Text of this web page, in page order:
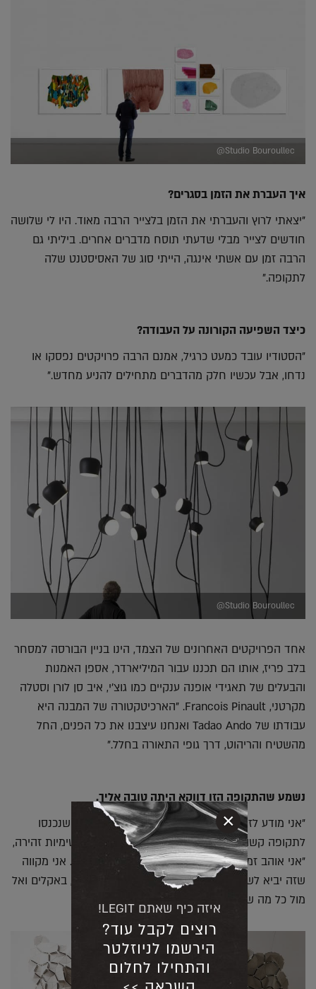
Studio Bouroullec@
איך העברת את הזמן בסגרים?
"יצאתי לרוץ והעברתי את הזמן בלצייר הרבה מאוד. היו לי שלושה
חודשים לצייר מבלי שדעתי תוסח מדברים אחרים. ביליתי גם
הרבה זמן עם אשתי אינגה, הייתי סוג של האסיסטנט שלה
לתקופה."
כיצד השפיעה הקורונה על העבודה?
"הסטודיו עובד כמעט כרגיל, אמנם הרבה פרויקטים נפסקו או
נדחו, אבל עכשיו חלק מהדברים מתחילים להניע מחדש."
Studio Bouroullec@
אחד הפרויקטים האחרונים של הצמד, הינו בניין הבורסה למסחר
בלב פריז, אותו הם תכננו עבור המיליארדר, אספן האמנות
והבעלים של תאגידי אופנה ענקיים כמו גוצ'י, איב סן לורן וסטלה
מקרטני, Francois Pinault. "הארכיטקטורה של המבנה היא
עבודתו של Tadao Ando ואנחנו עיצבנו את כל הפנים, החל
מהשטיח והריהוט, דרך גופי התאורה בחלל."
נשמע שהתקופה הזו דווקא היתה טובה אליך.
"אני מודע לזה שיש לי מזל גדול ושיש הרבה אנשים שנכנסו
לתקופה קשה, מורכבת ומדכאת." הוא מסביר באופטימיות זהירה,
"אני אוהב זמני משבר, זו אפשרות לאתגר את עצמך. אני מקווה
שזה יביא לשינוי רדיקלי בעתיד החברה, באדריכלות, באקלים ואל
מול כל מה שאנחנו ניצבים כעת."
איזה כיף שאתם LEGIT!
רוצים לקבל עוד?
הירשמו לניוזלטר
והתחילו לחלום
×